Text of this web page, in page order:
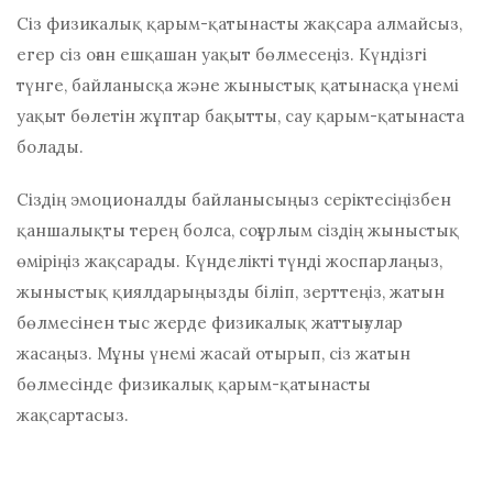
Сіз физикалық қарым-қатынасты жақсара алмайсыз,
егер сіз оған ешқашан уақыт бөлмесеңіз. Күндізгі
түнге, байланысқа және жыныстық қатынасқа үнемі
уақыт бөлетін жұптар бақытты, сау қарым-қатынаста
болады.
Сіздің эмоционалды байланысыңыз серіктесіңізбен
қаншалықты терең болса, соғұрлым сіздің жыныстық
өміріңіз жақсарады. Күнделікті түнді жоспарлаңыз,
жыныстық қиялдарыңызды біліп, зерттеңіз, жатын
бөлмесінен тыс жерде физикалық жаттығулар
жасаңыз. Мұны үнемі жасай отырып, сіз жатын
бөлмесінде физикалық қарым-қатынасты
жақсартасыз.